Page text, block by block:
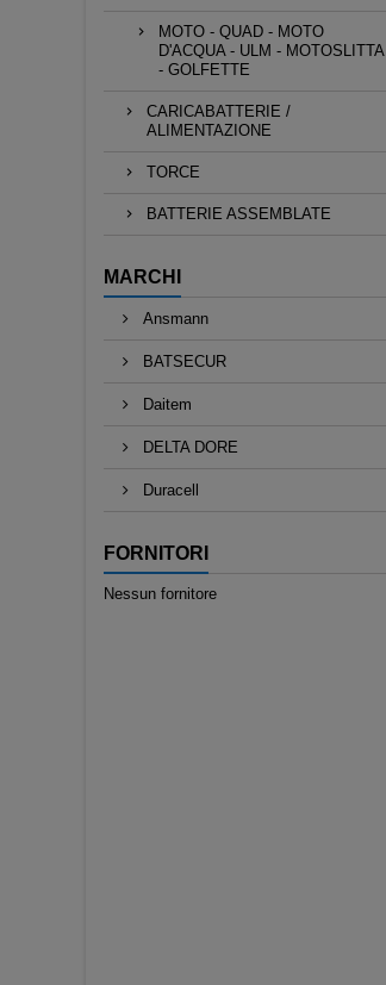
MOTO - QUAD - MOTO
D'ACQUA - ULM - MOTOSLITTA
- GOLFETTE
CARICABATTERIE /
ALIMENTAZIONE
TORCE
BATTERIE ASSEMBLATE
MARCHI
Ansmann
BATSECUR
Daitem
DELTA DORE
Duracell
FORNITORI
Nessun fornitore